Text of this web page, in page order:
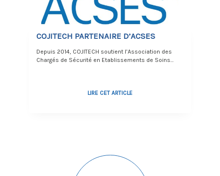
COJITECH PARTENAIRE D’ACSES
Depuis 2014, COJITECH soutient l’Association des
Chargés de Sécurité en Etablissements de Soins…
LIRE CET ARTICLE